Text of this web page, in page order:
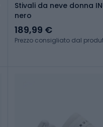
Stivali da neve donna
nero
189,99 €
Prezzo consigliato dal